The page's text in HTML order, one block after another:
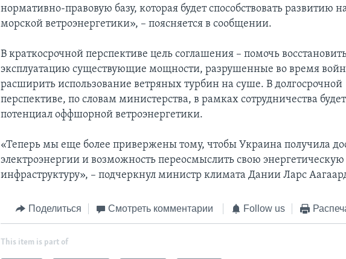
нормативно-правовую базу, которая будет способствовать развитию
морской ветроэнергетики», – поясняется в сообщении.
В краткосрочной перспективе цель соглашения – помочь
эксплуатацию существующие мощности, разрушенные во время
расширить использование ветряных турбин на суше. В долгосрочной
перспективе, по словам министерства, в рамках сотрудничества
потенциал оффшорной ветроэнергетики.
«Теперь мы еще более привержены тому, чтобы Украина получила
электроэнергии и возможность переосмыслить свою энергетическую
инфраструктуру», – подчеркнул министр климата Дании Ларс
Поделиться Смотреть комментарии Follow us
This item is part of